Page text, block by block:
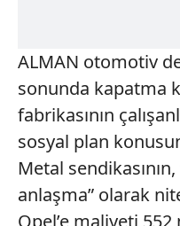
ALMAN otomotiv
sonunda kapatma
fabrikasının
sosyal plan
Metal
anlaşma” olarak
Opel’e maliyeti